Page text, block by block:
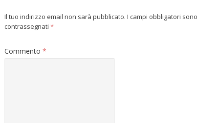
Il tuo indirizzo email non sarà pubblicato. I campi obbligatori sono
contrassegnati *
Commento *